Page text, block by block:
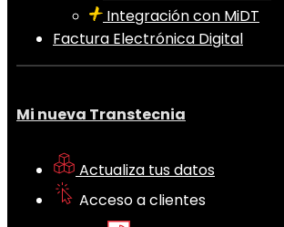
Integración con MiDT
Factura Electrónica Digital
Mi nueva Transtecnia
Actualiza tus datos
Acceso a clientes